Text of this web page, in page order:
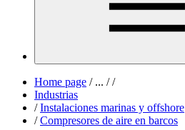
Home page /... / /
Industrias
/ Instalaciones marinas y offshore
/ Compresores de aire en barcos